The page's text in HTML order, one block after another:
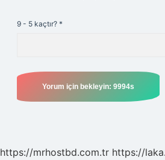
9 - 5 kaçtır? *
https://mrhostbd.com.tr https://